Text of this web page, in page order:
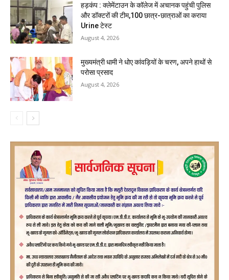
हड़कंप : क्लेमेंटाउन के कॉलेज में अचानक पहुंची पुलिस
और डॉक्टरों की टीम,100 छात्र-छात्राओं का कराया
Urine टेस्ट
August 4, 2026
मुख्यमंत्री धामी ने धोए कांवड़ियों के चरण, अपने हाथों से
परोसा प्रसाद
August 4, 2026